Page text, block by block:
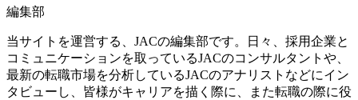
編集部
当サイトを運営する、JACの編集部です。日々、採用企業と
コミュニケーションを取っているJACのコンサルタントや、
最新の転職市場を分析しているJACのアナリストなどにイン
タビューし、皆様がキャリアを描く際に、また転職の際に役